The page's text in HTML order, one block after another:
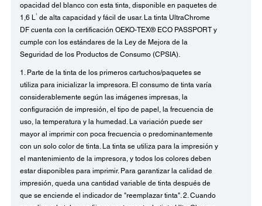
opacidad del blanco con esta tinta, disponible en paquetes de
1,6 L
1
de alta capacidad y fácil de usar. La tinta UltraChrome
DF cuenta con la certificación OEKO-TEX® ECO PASSPORT y
cumple con los estándares de la Ley de Mejora de la
Seguridad de los Productos de Consumo (CPSIA).
1. Parte de la tinta de los primeros cartuchos/paquetes se
utiliza para inicializar la impresora. El consumo de tinta varía
considerablemente según las imágenes impresas, la
configuración de impresión, el tipo de papel, la frecuencia de
uso, la temperatura y la humedad. La variación puede ser
mayor al imprimir con poca frecuencia o predominantemente
con un solo color de tinta. La tinta se utiliza para la impresión y
el mantenimiento de la impresora, y todos los colores deben
estar disponibles para imprimir. Para garantizar la calidad de
impresión, queda una cantidad variable de tinta después de
que se enciende el indicador de "reemplazar tinta". 2. Cuando